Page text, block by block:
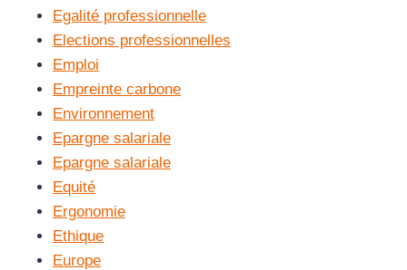
Egalité professionnelle
Elections professionnelles
Emploi
Empreinte carbone
Environnement
Epargne salariale
Epargne salariale
Equité
Ergonomie
Ethique
Europe